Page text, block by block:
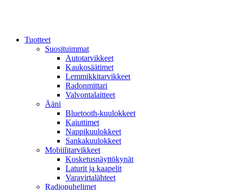
Tuotteet
Suosituimmat
Autotarvikkeet
Kaukosäätimet
Lemmikkitarvikkeet
Radonmittari
Valvontalaitteet
Ääni
Bluetooth-kuulokkeet
Kaiuttimet
Nappikuulokkeet
Sankakuulokkeet
Mobiilitarvikkeet
Kosketusnäyttökynät
Laturit ja kaapelit
Varavirtalähteet
Radiopuhelimet